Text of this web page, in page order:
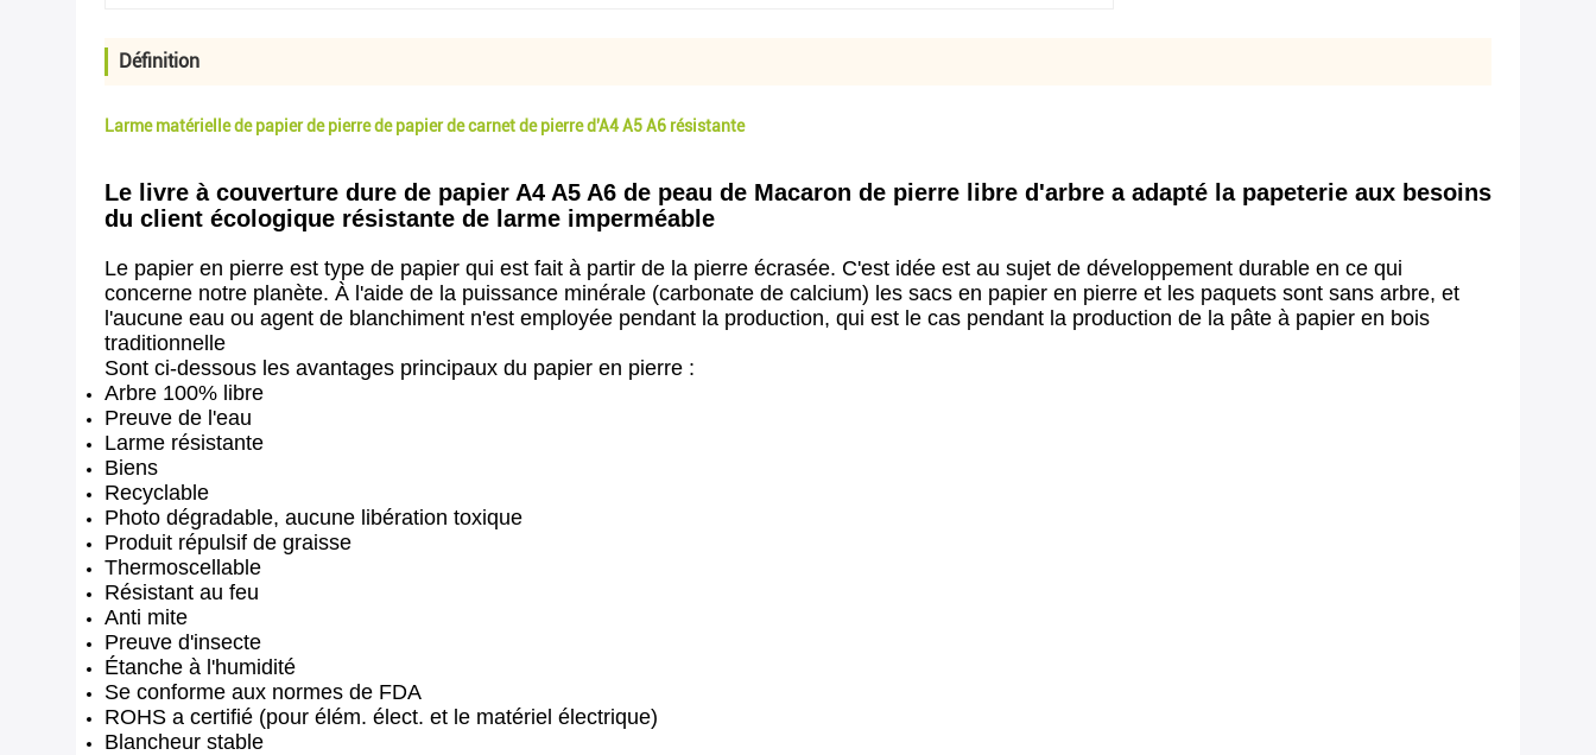
Définition
Larme matérielle de papier de pierre de papier de carnet de pierre d'A4 A5 A6 résistante
Le livre à couverture dure de papier A4 A5 A6 de peau de Macaron de pierre libre d'arbre a adapté la papeterie aux besoins
du client écologique résistante de larme imperméable
Le papier en pierre est type de papier qui est fait à partir de la pierre écrasée. C'est idée est au sujet de développement durable en ce qui
concerne notre planète. À l'aide de la puissance minérale (carbonate de calcium) les sacs en papier en pierre et les paquets sont sans arbre, et
l'aucune eau ou agent de blanchiment n'est employée pendant la production, qui est le cas pendant la production de la pâte à papier en bois
traditionnelle
Sont ci-dessous les avantages principaux du papier en pierre :
Arbre 100% libre
Preuve de l'eau
Larme résistante
Biens
Recyclable
Photo dégradable, aucune libération toxique
Produit répulsif de graisse
Thermoscellable
Résistant au feu
Anti mite
Preuve d'insecte
Étanche à l'humidité
Se conforme aux normes de FDA
ROHS a certifié (pour élém. élect. et le matériel électrique)
Blancheur stable